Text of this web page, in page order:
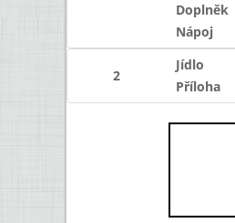
Doplněk
Nápoj
2
Jídlo
Příloha